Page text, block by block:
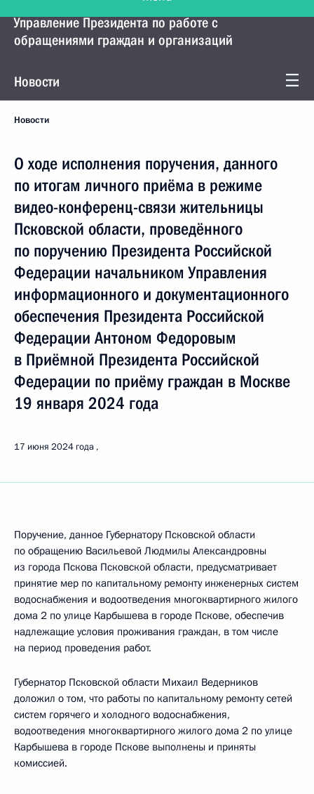
Управление Президента по работе с
обращениями граждан и организаций
Новости
Новости
О ходе исполнения поручения, данного
по итогам личного приёма в режиме
видео-конференц-связи жительницы
Псковской области, проведённого
по поручению Президента Российской
Федерации начальником Управления
информационного и документационного
обеспечения Президента Российской
Федерации Антоном Федоровым
в Приёмной Президента Российской
Федерации по приёму граждан в Москве
19 января 2024 года
17 июня 2024 года
Поручение, данное Губернатору Псковской области
по обращению Васильевой Людмилы Александровны
из города Пскова Псковской области, предусматривает
принятие мер по капитальному ремонту инженерных систем
водоснабжения и водоотведения многоквартирного жилого
дома 2 по улице Карбышева в городе Пскове, обеспечив
надлежащие условия проживания граждан, в том числе
на период проведения работ.
Губернатор Псковской области Михаил Ведерников
доложил о том, что работы по капитальному ремонту сетей
систем горячего и холодного водоснабжения,
водоотведения многоквартирного жилого дома 2 по улице
Карбышева в городе Пскове выполнены и приняты
комиссией.